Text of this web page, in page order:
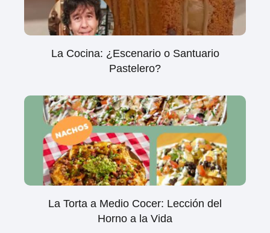
La Cocina: ¿Escenario o Santuario
Pastelero?
La Torta a Medio Cocer: Lección del
Horno a la Vida